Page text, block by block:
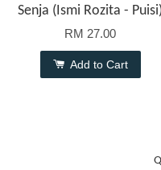
Senja (Ismi Rozita -
RM 27.00
Add to Cart